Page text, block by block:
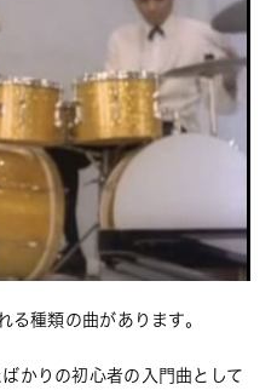
種類の曲があります。
かりの初心者の入門曲として